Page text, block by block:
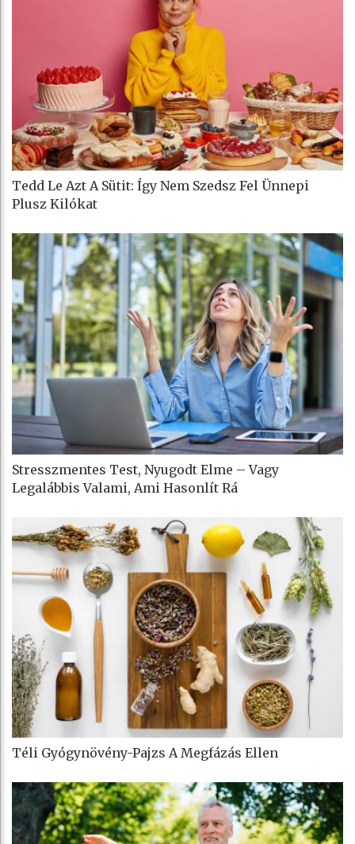
Tedd Le Azt A Sütit: Így Nem Szedsz Fel Ünnepi
Plusz Kilókat
Stresszmentes Test, Nyugodt Elme – Vagy
Legalábbis Valami, Ami Hasonlít Rá
Téli Gyógynövény-Pajzs A Megfázás Ellen